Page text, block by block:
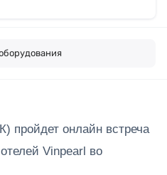
пройдет онлайн встреча
Vinpearl во